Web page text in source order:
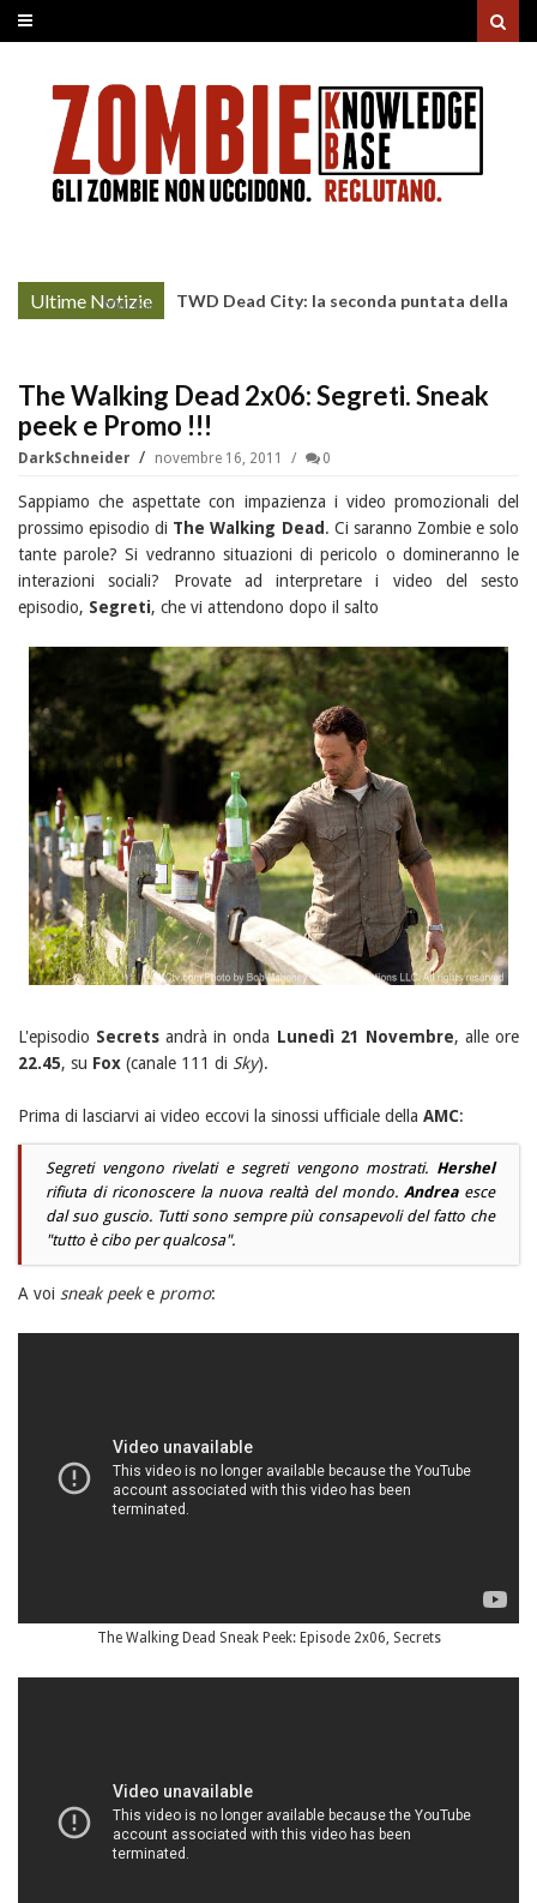
Ultime Notizie
More »
TWD Dead City: la seconda puntata della
The Walking Dead 2x06: Segreti. Sneak
peek e Promo !!!
DarkSchneider novembre 16, 2011 0
Sappiamo che aspettate con impazienza i video promozionali del
prossimo episodio di The Walking Dead. Ci saranno Zombie e solo
tante parole? Si vedranno situazioni di pericolo o domineranno le
interazioni sociali? Provate ad interpretare i video del sesto
episodio, Segreti, che vi attendono dopo il salto
L'episodio Secrets andrà in onda Lunedì 21 Novembre, alle ore
22.45, su Fox (canale 111 di Sky).
Prima di lasciarvi ai video eccovi la sinossi ufficiale della AMC:
Segreti vengono rivelati e segreti vengono mostrati. Hershel
rifiuta di riconoscere la nuova realtà del mondo. Andreaesce
dal suo guscio. Tutti sono sempre più consapevoli del fatto che
"tutto è cibo per qualcosa".
A voi sneak peeke promo:
The Walking Dead Sneak Peek: Episode 2x06, Secrets